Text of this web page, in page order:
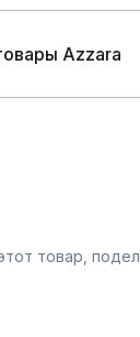
Azzara
товар,